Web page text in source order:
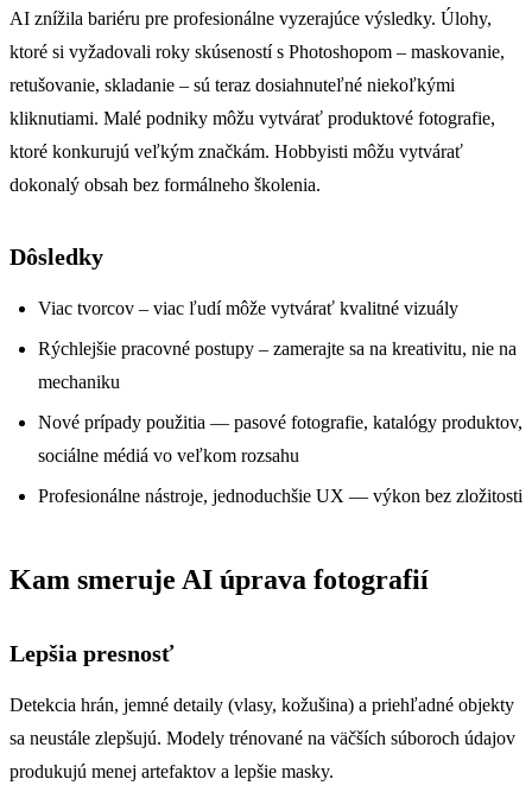
AI znížila bariéru pre profesionálne vyzerajúce výsledky. Úlohy,
ktoré si vyžadovali roky skúseností s Photoshopom – maskovanie,
retušovanie, skladanie – sú teraz dosiahnuteľné niekoľkými
kliknutiami. Malé podniky môžu vytvárať produktové fotografie,
ktoré konkurujú veľkým značkám. Hobbyisti môžu vytvárať
dokonalý obsah bez formálneho školenia.
Dôsledky
Viac tvorcov – viac ľudí môže vytvárať kvalitné vizuály
Rýchlejšie pracovné postupy – zamerajte sa na kreativitu, nie na
mechaniku
Nové prípady použitia — pasové fotografie, katalógy produktov,
sociálne médiá vo veľkom rozsahu
Profesionálne nástroje, jednoduchšie UX — výkon bez zložitosti
Kam smeruje AI úprava fotografií
Lepšia presnosť
Detekcia hrán, jemné detaily (vlasy, kožušina) a priehľadné objekty
sa neustále zlepšujú. Modely trénované na väčších súboroch údajov
produkujú menej artefaktov a lepšie masky.